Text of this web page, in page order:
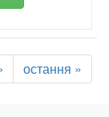
остання »